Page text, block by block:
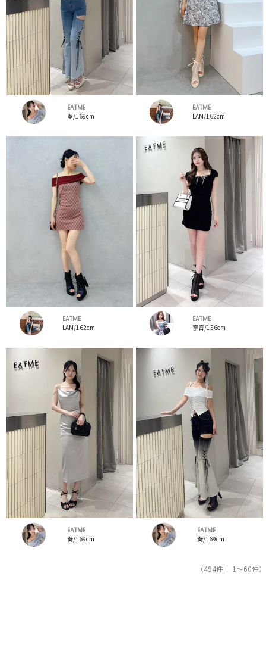
EATME
奏/169cm
EATME
LAM/162cm
EATME
LAM/162cm
EATME
寧音/156cm
EATME
奏/169cm
EATME
奏/169cm
（494件｜ 1～60件）